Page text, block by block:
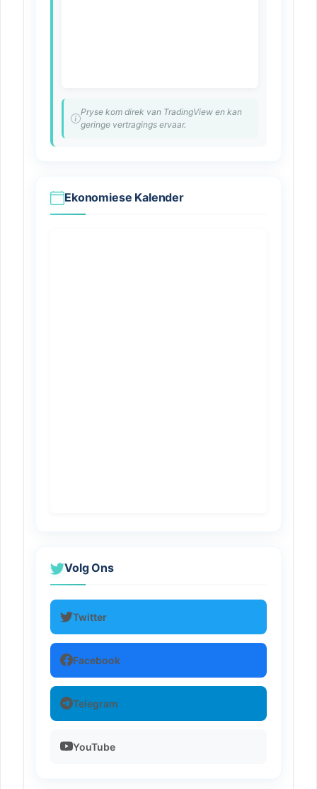
Pryse kom direk van TradingView en kan
geringe vertragings ervaar.
Ekonomiese Kalender
Volg Ons
Twitter
Facebook
Telegram
YouTube